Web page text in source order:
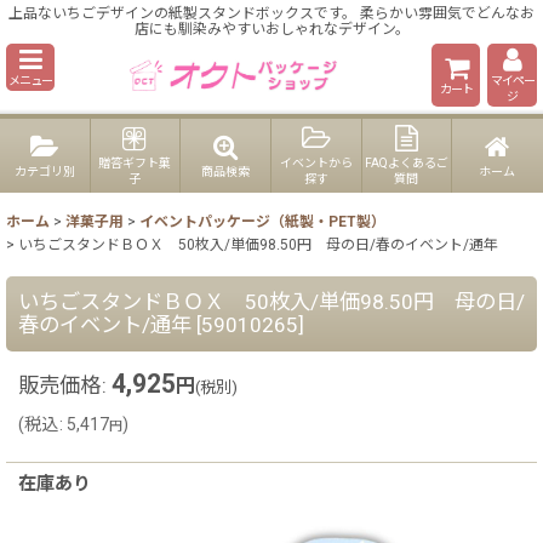
上品ないちごデザインの紙製スタンドボックスです。 柔らかい雰囲気でどんなお
店にも馴染みやすいおしゃれなデザイン。
メニュー
カート
マイペー
ジ
カテゴリ別
贈答ギフト菓
子
商品検索
イベントから
探す
FAQよくあるご
質問
ホーム
ホーム > 洋菓子用 > イベントパッケージ（紙製・PET製）
> いちごスタンドＢＯＸ 50枚入/単価98.50円 母の日/春のイベント/通年
いちごスタンドＢＯＸ 50枚入/単価98.50円 母の日/
春のイベント/通年 [59010265]
販売価格: 4,925 円 (税別)
(税込: 5,417円)
在庫あり